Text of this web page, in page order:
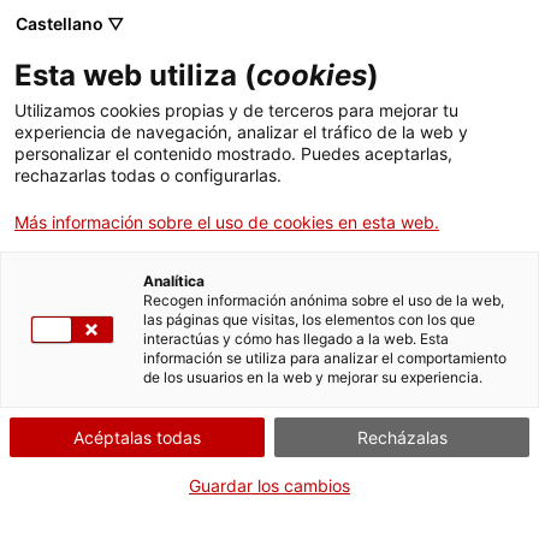
principal
Españoltranslation unavailable for Arxiu Comarcal de l’Anoia (ACAN).
Quiénes somos
Contacta
Derechos de autor
Cookies
Aviso legal y política de privacidad
Castellano ▽
Esta web utiliza (cookies)
Utilizamos cookies propias y de terceros para mejorar tu
experiencia de navegación, analizar el tráfico de la web y
personalizar el contenido mostrado. Puedes aceptarlas,
rechazarlas todas o configurarlas.
Más información sobre el uso de cookies en esta web.
Analítica
Recogen información anónima sobre el uso de la web,
las páginas que visitas, los elementos con los que
interactúas y cómo has llegado a la web. Esta
información se utiliza para analizar el comportamiento
de los usuarios en la web y mejorar su experiencia.
Acéptalas todas Recházalas
Guardar los cambios